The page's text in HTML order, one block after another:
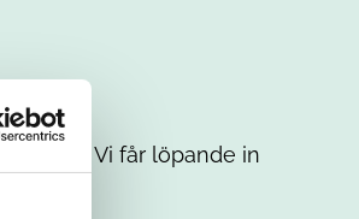
inte. Vi får löpande in